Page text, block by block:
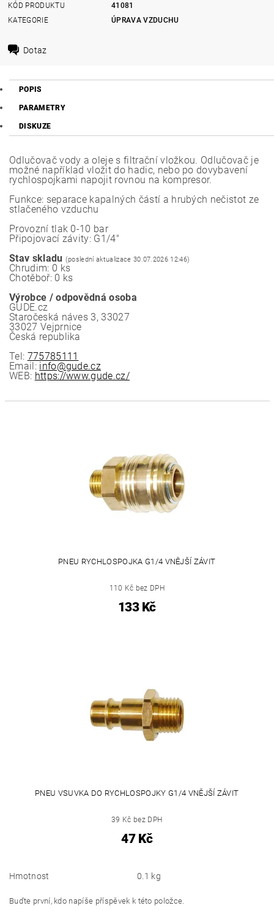
KÓD PRODUKTU
41081
KATEGORIE
ÚPRAVA VZDUCHU
Dotaz
POPIS
PARAMETRY
DISKUZE
Odlučovač vody a oleje s filtrační vložkou. Odlučovač je
možné například vložit do hadic, nebo po dovybavení
rychlospojkami napojit rovnou na kompresor.
Funkce: separace kapalných částí a hrubých nečistot ze
stlačeného vzduchu
Provozní tlak 0-10 bar
Připojovací závity: G1/4"
Stav skladu (poslední aktualizace 30.07.2026 12:46)
Chrudim: 0 ks
Chotěboř: 0 ks
Výrobce / odpovědná osoba
GUDE.cz
Staročeská náves 3, 33027
33027 Vejprnice
Česká republika
Tel: 775785111
Email: info@gude.cz
WEB: https://www.gude.cz/
PNEU RYCHLOSPOJKA G1/4 VNĚJŠÍ ZÁVIT
110 Kč bez DPH
133 Kč
PNEU VSUVKA DO RYCHLOSPOJKY G1/4 VNĚJŠÍ ZÁVIT
39 Kč bez DPH
47 Kč
Hmotnost 0.1 kg
Buďte první, kdo napíše příspěvek k této položce.